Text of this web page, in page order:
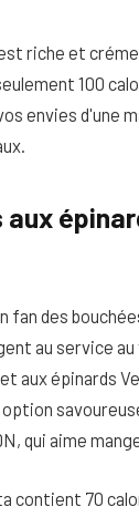
riche et
100
envies d'une
fan des
au service
aux épinards
option
qui aime
contient 70